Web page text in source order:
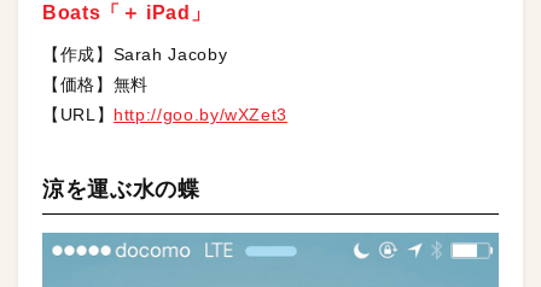
Boats「＋ iPad」
【作成】Sarah Jacoby
【価格】無料
【URL】 http://goo.by/wXZet3
涼を運ぶ水の蝶